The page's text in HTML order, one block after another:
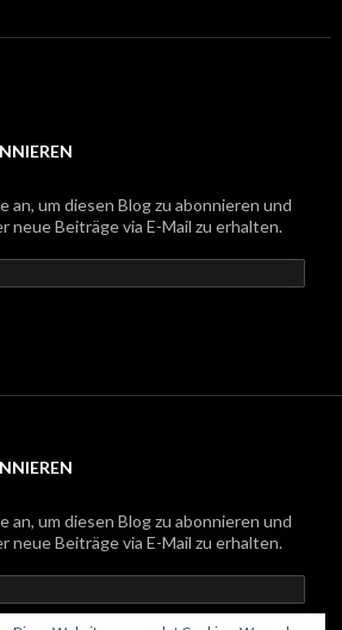
an, um diesen Blog zu abonnieren und
neue Beiträge via E-Mail zu erhalten.
an, um diesen Blog zu abonnieren und
neue Beiträge via E-Mail zu erhalten.